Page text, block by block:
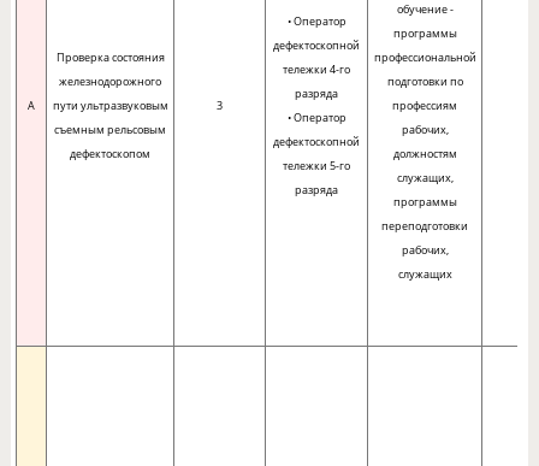
A
Проверка состояния
железнодорожного
пути ультразвуковым
съемным рельсовым
дефектоскопом
3
• Оператор
дефектоскопной
тележки 4-го
разряда
• Оператор
дефектоскопной
тележки 5-го
разряда
обучение -
программы
профессиональной
подготовки по
профессиям
рабочих,
должностям
служащих,
программы
переподготовки
рабочих,
служащих